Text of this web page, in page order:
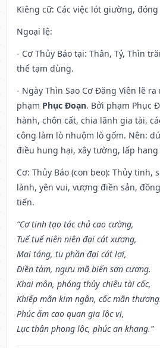
Kiêng cữ: Các việc lót giường,
Ngoại lệ:
- Cơ Thủy Báo tại: Thân, Tý, Thìn
thể tạm dùng.
- Ngày Thìn Sao Cơ Đăng Viên lẽ
phạm Phục Đoạn. Bởi phạm Phục
hành, chôn cất, chia lãnh gia tài,
công làm lò nhuộm lò gốm. Nên:
điều hung hại, xây tường, lấp
Cơ: Thủy Báo (con beo): Thủy tinh,
lành, yên vui, vượng điền sản,
tiến.
“Cơ tinh tạo tác chủ cao cường,
Tuế tuế niên niên đại cát xương,
Mai táng, tu phần đại cát lợi,
Điền tàm, ngưu mã biến sơn cương.
Khai môn, phóng thủy chiêu tài cốc,
Khiếp mãn kim ngân, cốc mãn thương.
Phúc ấm cao quan gia lộc vị,
Lục thân phong lộc, phúc an khang.”